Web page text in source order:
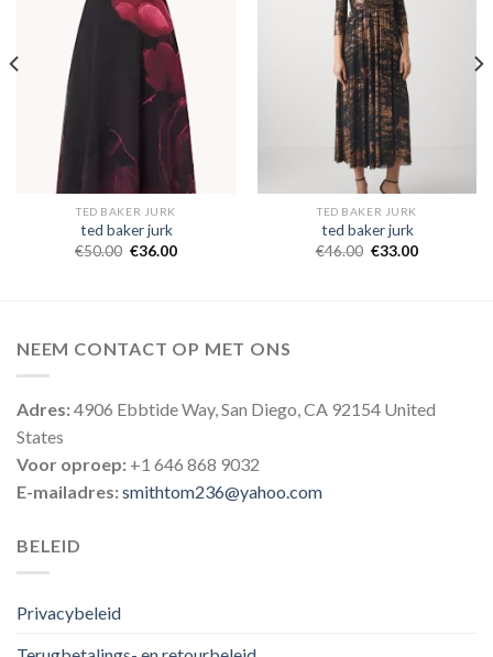
TED BAKER JURK
ted baker jurk
€50.00 €36.00
TED BAKER JURK
ted baker jurk
€46.00 €33.00
NEEM CONTACT OP MET ONS
Adres:4906 Ebbtide Way, San Diego, CA 92154 United
States
Voor oproep: +1 646 868 9032
E-mailadres:smithtom236@yahoo.com
BELEID
Privacybeleid